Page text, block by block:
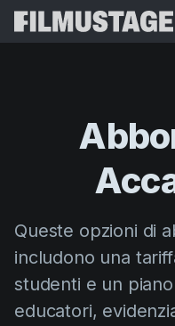
Storyboards & Shot
Shooting Schedules
VFX Breakdown
Script Synopsis
Budgeting
Cinemagic
Customer Stories
Storie dei Clienti
Programma di Referral
Webinar ed Eventi
Cerca
Queste opzioni di
includono una
studenti e un
educatori,